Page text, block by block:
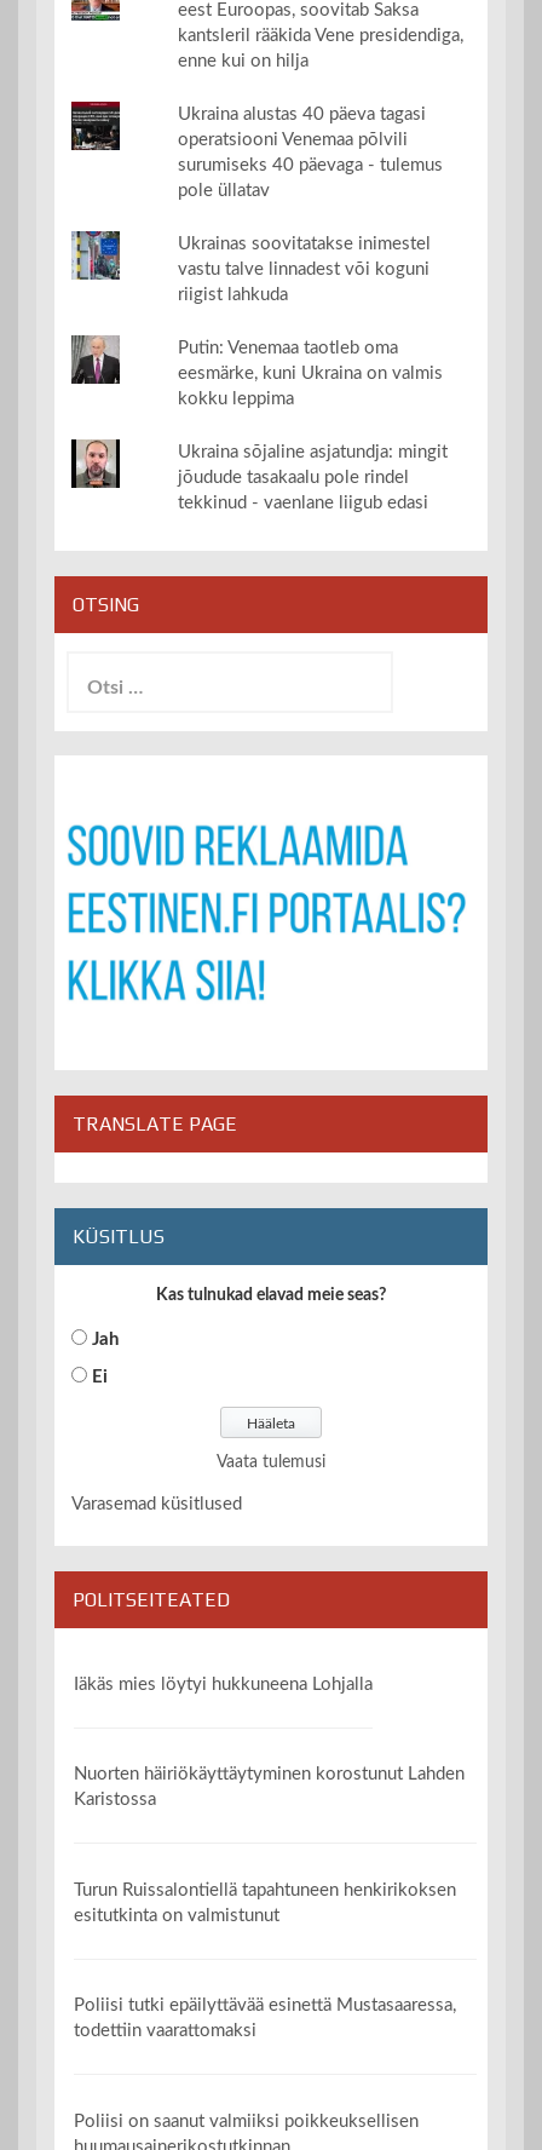
eest Euroopas, soovitab Saksa
kantsleril rääkida Vene presidendiga,
enne kui on hilja
Ukraina alustas 40 päeva tagasi
operatsiooni Venemaa põlvili
surumiseks 40 päevaga - tulemus
pole üllatav
Ukrainas soovitatakse inimestel
vastu talve linnadest või koguni
riigist lahkuda
Putin: Venemaa taotleb oma
eesmärke, kuni Ukraina on valmis
kokku leppima
Ukraina sõjaline asjatundja: mingit
jõudude tasakaalu pole rindel
tekkinud - vaenlane liigub edasi
OTSING
TRANSLATE PAGE
KÜSITLUS
Kas tulnukad elavad meie seas?
Jah
Ei
Vaata tulemusi
Varasemad küsitlused
POLITSEITEATED
Iäkäs mies löytyi hukkuneena Lohjalla
Nuorten häiriökäyttäytyminen korostunut Lahden
Karistossa
Turun Ruissalontiellä tapahtuneen henkirikoksen
esitutkinta on valmistunut
Poliisi tutki epäilyttävää esinettä Mustasaaressa,
todettiin vaarattomaksi
Poliisi on saanut valmiiksi poikkeuksellisen